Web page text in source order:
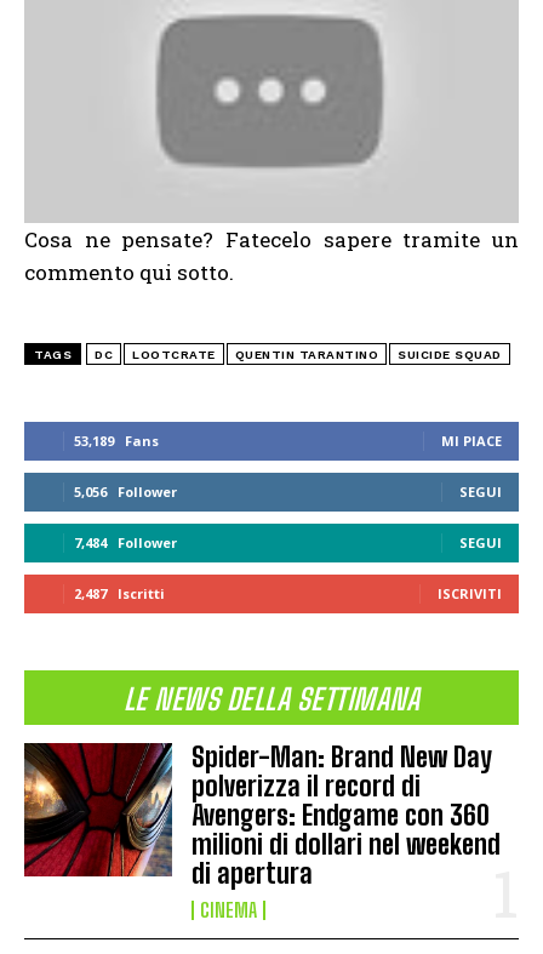
53,189 Fans MI PIACE
5,056 Follower SEGUI
7,484 Follower SEGUI
2,487 Iscritti ISCRIVITI
LE NEWS DELLA SETTIMANA
Spider-Man: Brand New Day
polverizza il record di
Avengers: Endgame con 360
milioni di dollari nel weekend
di apertura
CINEMA
Cosa ne pensate? Fatecelo sapere tramite un
commento qui sotto.
TAGS DC LOOTCRATE QUENTIN TARANTINO SUICIDE SQUAD